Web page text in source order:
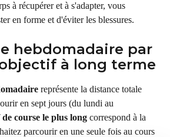
à récupérer et à s'adapter, vous
en forme et d'éviter les blessures.
hebdomadaire par
à long terme
représente la distance totale
en sept jours (du lundi au
course le plus long correspond à la
parcourir en une seule fois au cours